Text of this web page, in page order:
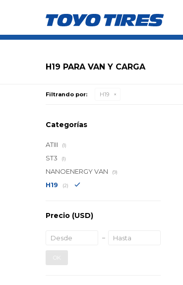
H19 PARA VAN Y CARGA
Filtrando por: H19
Categorías
ATIII (1)
ST3 (1)
NANOENERGY VAN (9)
H19 (2)
Precio (USD)
OK